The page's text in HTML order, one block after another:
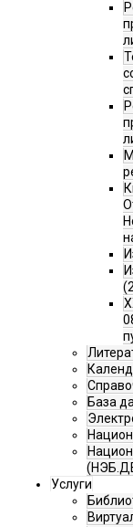
База
Услуги